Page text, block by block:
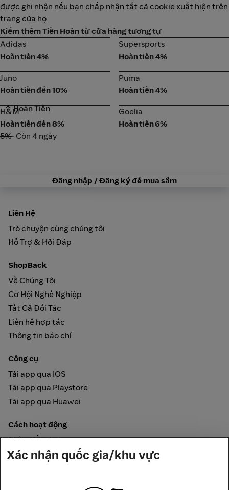
được ghi nhận nếu bạn chấp nhận tất cả cookie xuất hiện trên
trang của họ.
Kiếm thêm Tiền Hoàn từ cửa hàng tương tự
Adidas
Adidas
Hoàn tiền 4%
Supersports
Supersports
Hoàn tiền 4%
Juno
Juno
Hoàn tiền đến 10%
Puma
Puma
Hoàn tiền 4%
H&M
↑ Hoàn Tiền
H&M
Hoàn tiền đến 8%
5%• Còn 4 ngày
Goelia
Goelia
Hoàn tiền 6%
Đăng nhập / Đăng ký để mua sắm
Liên Hệ
Trò chuyện cùng chúng tôi
Hỗ Trợ & Hỏi Đáp
ShopBack
Về Chúng Tôi
Cơ Hội Nghề Nghiệp
Tất Cả Đối Tác
Liên hệ hợp tác
Thông tin báo chí
Công cụ
Tải app qua IOS
Tải app qua Playstore
Tải app qua Huawei
Cách hoạt động
Hoàn Tiền Online
Được đảm bảo bởi
Xác nhận quốc gia/khu vực